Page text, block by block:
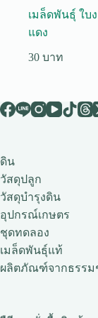
เมล็ดพันธุ์ ใบ
แดง
30
ดิน
วัสดุปลูก
วัสดุบำรุงดิน
อุปกรณ์เกษตร
ชุดทดลอง
เมล็ดพันธุ์แท้
ผลิตภัณฑ์จากธรรม